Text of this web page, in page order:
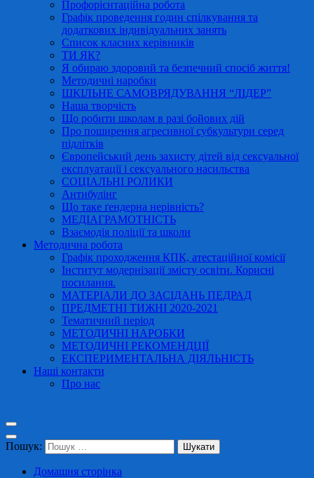
Профорієнтаційна робота
Графік проведення годин спілкування та
додаткових індивідуальних занять
Список класних керівників
ТИ ЯК?
Я обираю здоровий та безпечний спосіб життя!
Методичні наробки
ШКІЛЬНЕ САМОВРЯДУВАННЯ “ЛІДЕР”
Наша творчість
Що робити школам в разі бойових дій
Про поширення агресивної субкультури серед
підлітків
Європейський день захисту дітей від сексуальної
експлуатації і сексуального насильства
СОЦІАЛЬНІ РОЛИКИ
Антибулінг
Що таке ґендерна нерівність?
МЕДІАГРАМОТНІСТЬ
Взаємодія поліції та школи
Методична робота
Графік проходження КПК, атестаційної комісії
Інститут модернізації змісту освіти. Корисні
посилання.
МАТЕРІАЛИ ДО ЗАСІДАНЬ ПЕДРАД
ПРЕДМЕТНІ ТИЖНІ 2020-2021
Тематичний період
МЕТОДИЧНІ НАРОБКИ
МЕТОДИЧНІ РЕКОМЕНДЦІЇ
ЕКСПЕРИМЕНТАЛЬНА ДІЯЛЬНІСТЬ
Наші контакти
Про нас
Пошук:
Домашня сторінка